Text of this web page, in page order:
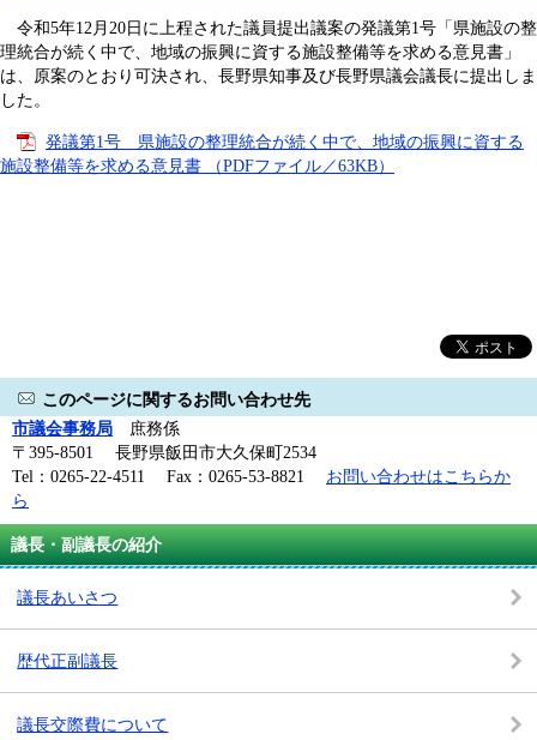
令和5年12月20日に上程された議員提出議案の発議第1号「県施設の整
理統合が続く中で、地域の振興に資する施設整備等を求める意見書」
は、原案のとおり可決され、長野県知事及び長野県議会議長に提出しま
した。
発議第1号 県施設の整理統合が続く中で、地域の振興に資する
施設整備等を求める意見書 （PDFファイル／63KB）
このページに関するお問い合わせ先
市議会事務局 庶務係
〒395-8501 長野県飯田市大久保町2534
Tel：0265-22-4511 Fax：0265-53-8821 お問い合わせはこちらか
ら
議長・副議長の紹介
議長あいさつ
歴代正副議長
議長交際費について